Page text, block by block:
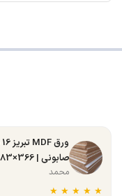
صابونی | 366×183
محمد
★
★
★
★
★